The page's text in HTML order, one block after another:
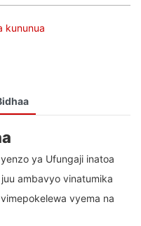
kununua
ya Ufungaji inatoa
ambavyo vinatumika
vyema na